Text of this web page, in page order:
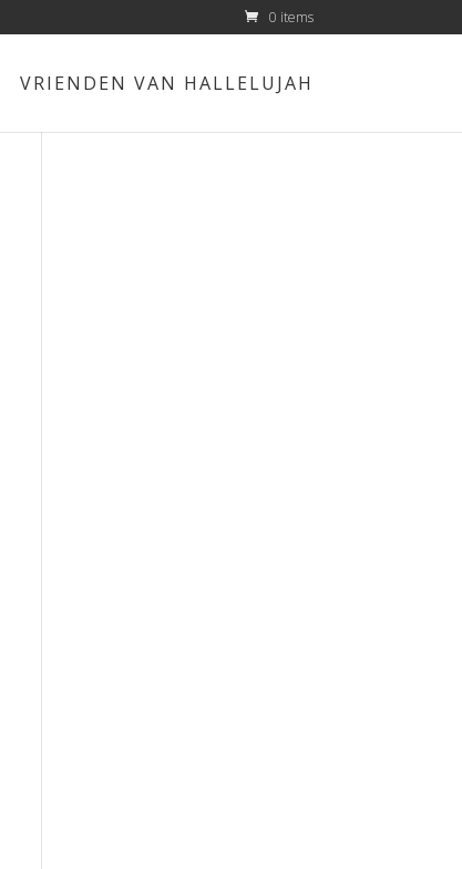
0 items
VRIENDEN VAN HALLELUJAH